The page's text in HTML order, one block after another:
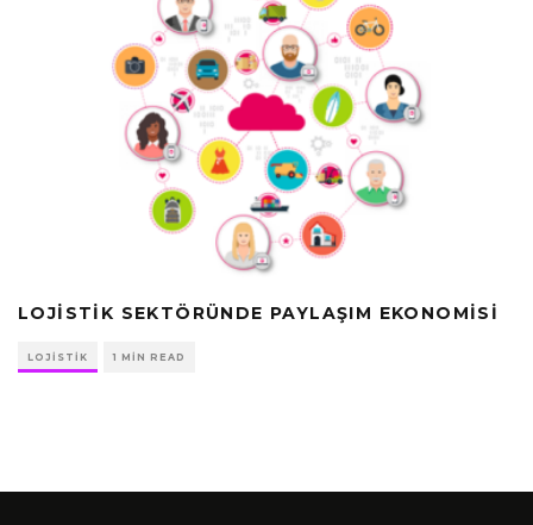
LOJISTIK SEKTÖRÜNDE PAYLAŞIM EKONOMISI
LOJISTIK 1 MIN READ